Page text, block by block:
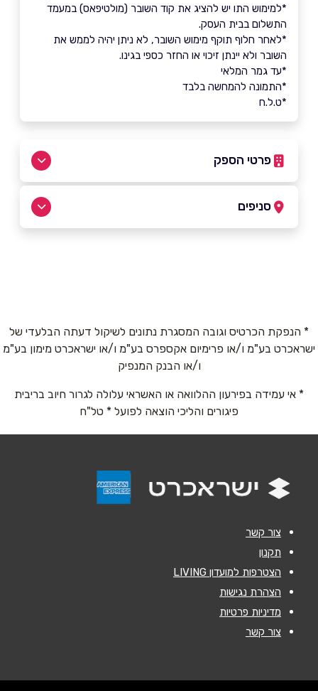
*למימוש התו יש להציג את קוד השובר (מולטיפאס) במעמד
התשלום בבית העסק.
*לאחר חלוף תוקף מימוש השובר, לא ניתן יהיה לממש את
השובר ולא יינתן זיכוי או החזר כספי בגינו.
*עד גמר המלאי
*התמונה להמחשה בלבד
*ט.ל.ח
פרטי הספק
בפייסבוק באינסטגרם
טלפון*
אימייל*
סניפים
* הנפקת הכרטיס וגובה המסגרת נתונים לשיקול דעתה הבלעדי של
ישראכרט בע"מ ו/או פרימיום אקספרס בע"מ ו/או ישראכרט מימון בע"מ
ו/או הבנק המנפיק
* אי עמידה בפירעון ההלוואה או האשראי עלולה לגרור חיוב בריבית
פיגורים והליכי הוצאה לפועל * טל"ח
צור קשר
תקנון
הצטרפות למועדון LIVING
הצהרת נגישות
מדיניות פרטיות
צור קשר